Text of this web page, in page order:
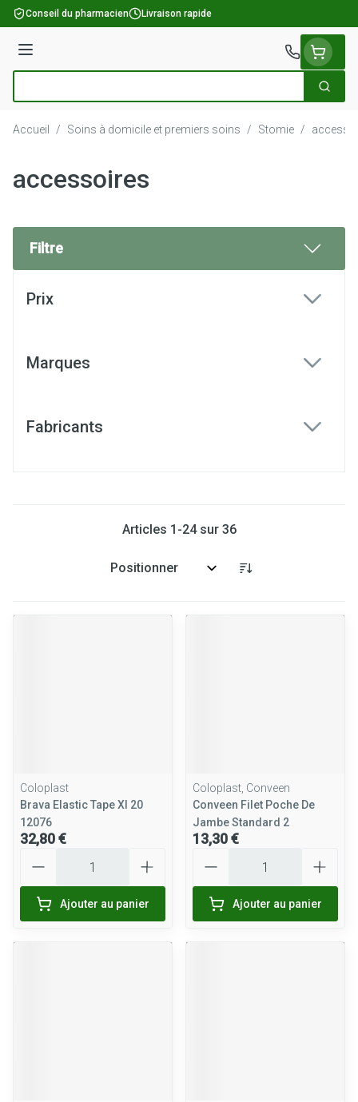
Aller au contenu
Conseil du pharmacien Livraison rapide
Menu
Accueil / Soins à domicile et premiers soins / Stomie /
accessoires
Filtre
Prix
Marques
Fabricants
Articles 1 -24sur 36
Trier par:
Coloplast
Brava Elastic Tape Xl 20
12076
32,80 €
Ajouter au panier
Coloplast, Conveen
Conveen Filet Poche De
Jambe Standard 2
13,30 €
Ajouter au panier